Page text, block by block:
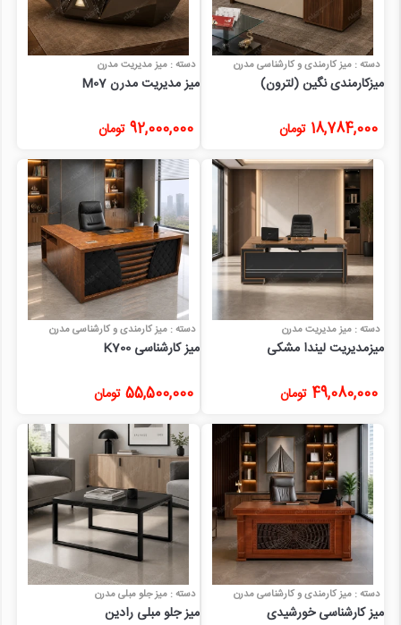
دسته : میز کارمندی و کارشناسی مدرن
میزکارمندی نگین (لترون)
18,784,000 تومان
دسته : میز مدیریت مدرن
میز مدیریت مدرن M07
92,000,000 تومان
دسته : میز مدیریت مدرن
میزمدیریت لیندا مشکی
49,080,000 تومان
دسته : میز کارمندی و کارشناسی مدرن
میز کارشناسی K700
55,500,000 تومان
دسته : میز کارمندی و کارشناسی مدرن
میز کارشناسی خورشیدی
دسته : میز جلو مبلی مدرن
میز جلو مبلی رادین